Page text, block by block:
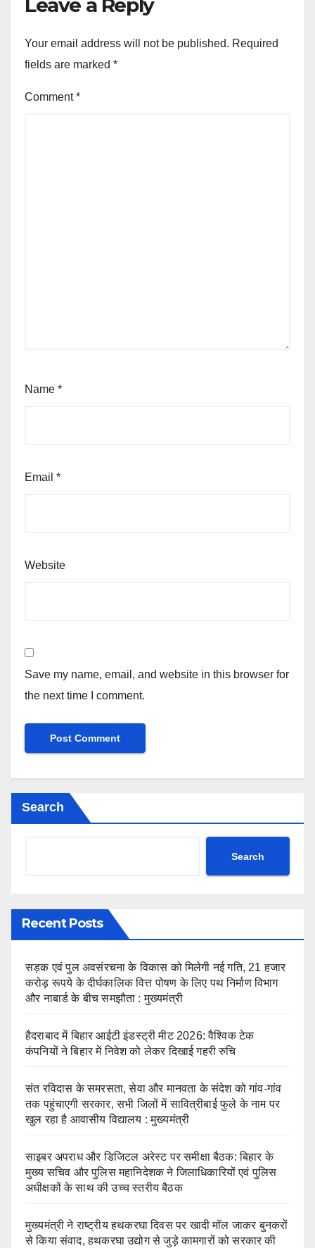
Leave a Reply
Your email address will not be published. Required
fields are marked *
Comment*
Name *
Email *
Website
Save my name, email, and website in this browser for
the next time I comment.
Search
Search
Recent Posts
सड़क एवं पुल अवसंरचना के विकास को मिलेगी नई गति, 21 हजार
करोड़ रूपये के दीर्घकालिक वित्त पोषण के लिए पथ निर्माण विभाग
और नाबार्ड के बीच समझौता : मुख्यमंत्री
हैदराबाद में बिहार आईटी इंडस्ट्री मीट 2026: वैश्विक टेक
कंपनियों ने बिहार में निवेश को लेकर दिखाई गहरी रुचि
संत रविदास के समरसता, सेवा और मानवता के संदेश को गांव-गांव
तक पहुंचाएगी सरकार, सभी जिलों में सावित्रीबाई फुले के नाम पर
खुल रहा है आवासीय विद्यालय : मुख्यमंत्री
साइबर अपराध और डिजिटल अरेस्ट पर समीक्षा बैठक: बिहार के
मुख्य सचिव और पुलिस महानिदेशक ने जिलाधिकारियों एवं पुलिस
अधीक्षकों के साथ की उच्च स्तरीय बैठक
मुख्यमंत्री ने राष्ट्रीय हथकरघा दिवस पर खादी मॉल जाकर बुनकरों
से किया संवाद, हथकरघा उद्योग से जुड़े कामगारों को सरकार की